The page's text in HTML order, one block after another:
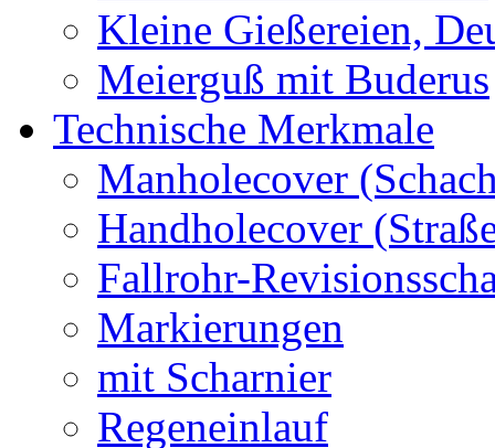
Kleine Gießereien,
Meierguß mit Buderus
Technische Merkmale
Manholecover
Handholecover
Fallrohr-
Markierungen
mit Scharnier
Regeneinlauf